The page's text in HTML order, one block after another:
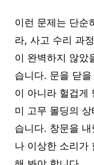
이런 문제는 단순
라, 사고 수리 과
이 완벽하지 않았
습니다. 문을 닫
이 아니라 헐겁게
미 고무 몰딩의
습니다. 창문을
나 이상한 소리가